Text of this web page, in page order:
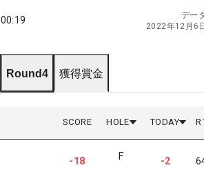
00:19
デー
2022年12月6
Round4 獲得賞金
SCORE HOLE TODAY R
-18 F -2